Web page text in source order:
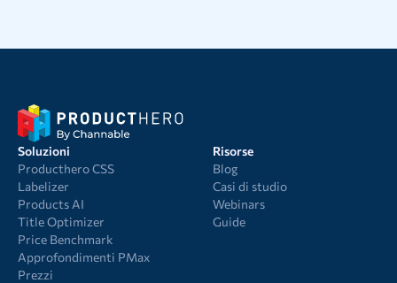
Soluzioni
Producthero CSS
Labelizer
Products AI
Title Optimizer
Price Benchmark
Approfondimenti PMax
Prezzi
Risorse
Blog
Casi di studio
Webinars
Guide